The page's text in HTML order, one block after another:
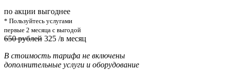
по акции выгоднее
* Пользуйтесь услугами
первые 2 месяца с выгодой
650 рублей 325 /в месяц
В стоимость тарифа не включены
дополнительные услуги и оборудование